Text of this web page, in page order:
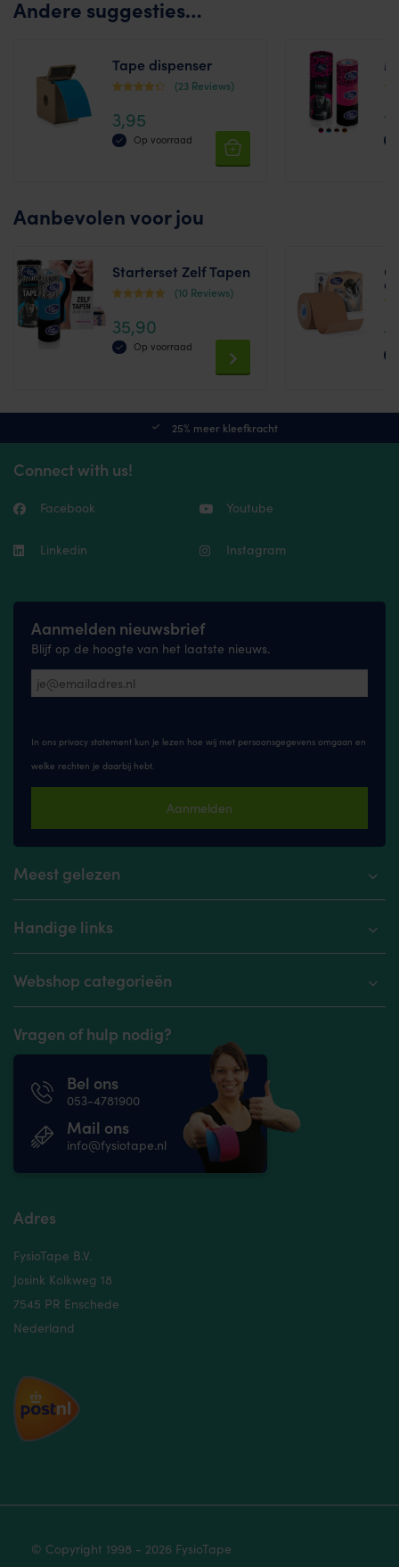
Andere suggesties…
Tape dispenser
3.74
uit 5
(23 Reviews)
3,95
Op voorraad
4.44
be
Aanbevolen voor jou
Starterset Zelf Tapen
4.80
uit 5
(10 Reviews)
35,90
Op voorraad
options
4.58
25% meer kleefkracht
Connect with us!
Facebook Youtube
Linkedin Instagram
Aanmelden nieuwsbrief
Blijf op de hoogte van het laatste nieuws.
In ons privacy statement kun je lezen hoe wij met persoonsgegevens omgaan en
welke rechten je daarbij hebt.
Aanmelden
Meest gelezen
Handige links
Webshop categorieën
Vragen of hulp nodig?
Bel ons
053-4781900
Mail ons
info@fysiotape.nl
Adres
FysioTape B.V.
Josink Kolkweg 18
7545 PR Enschede
Nederland
© Copyright 1998 - 2026 FysioTape